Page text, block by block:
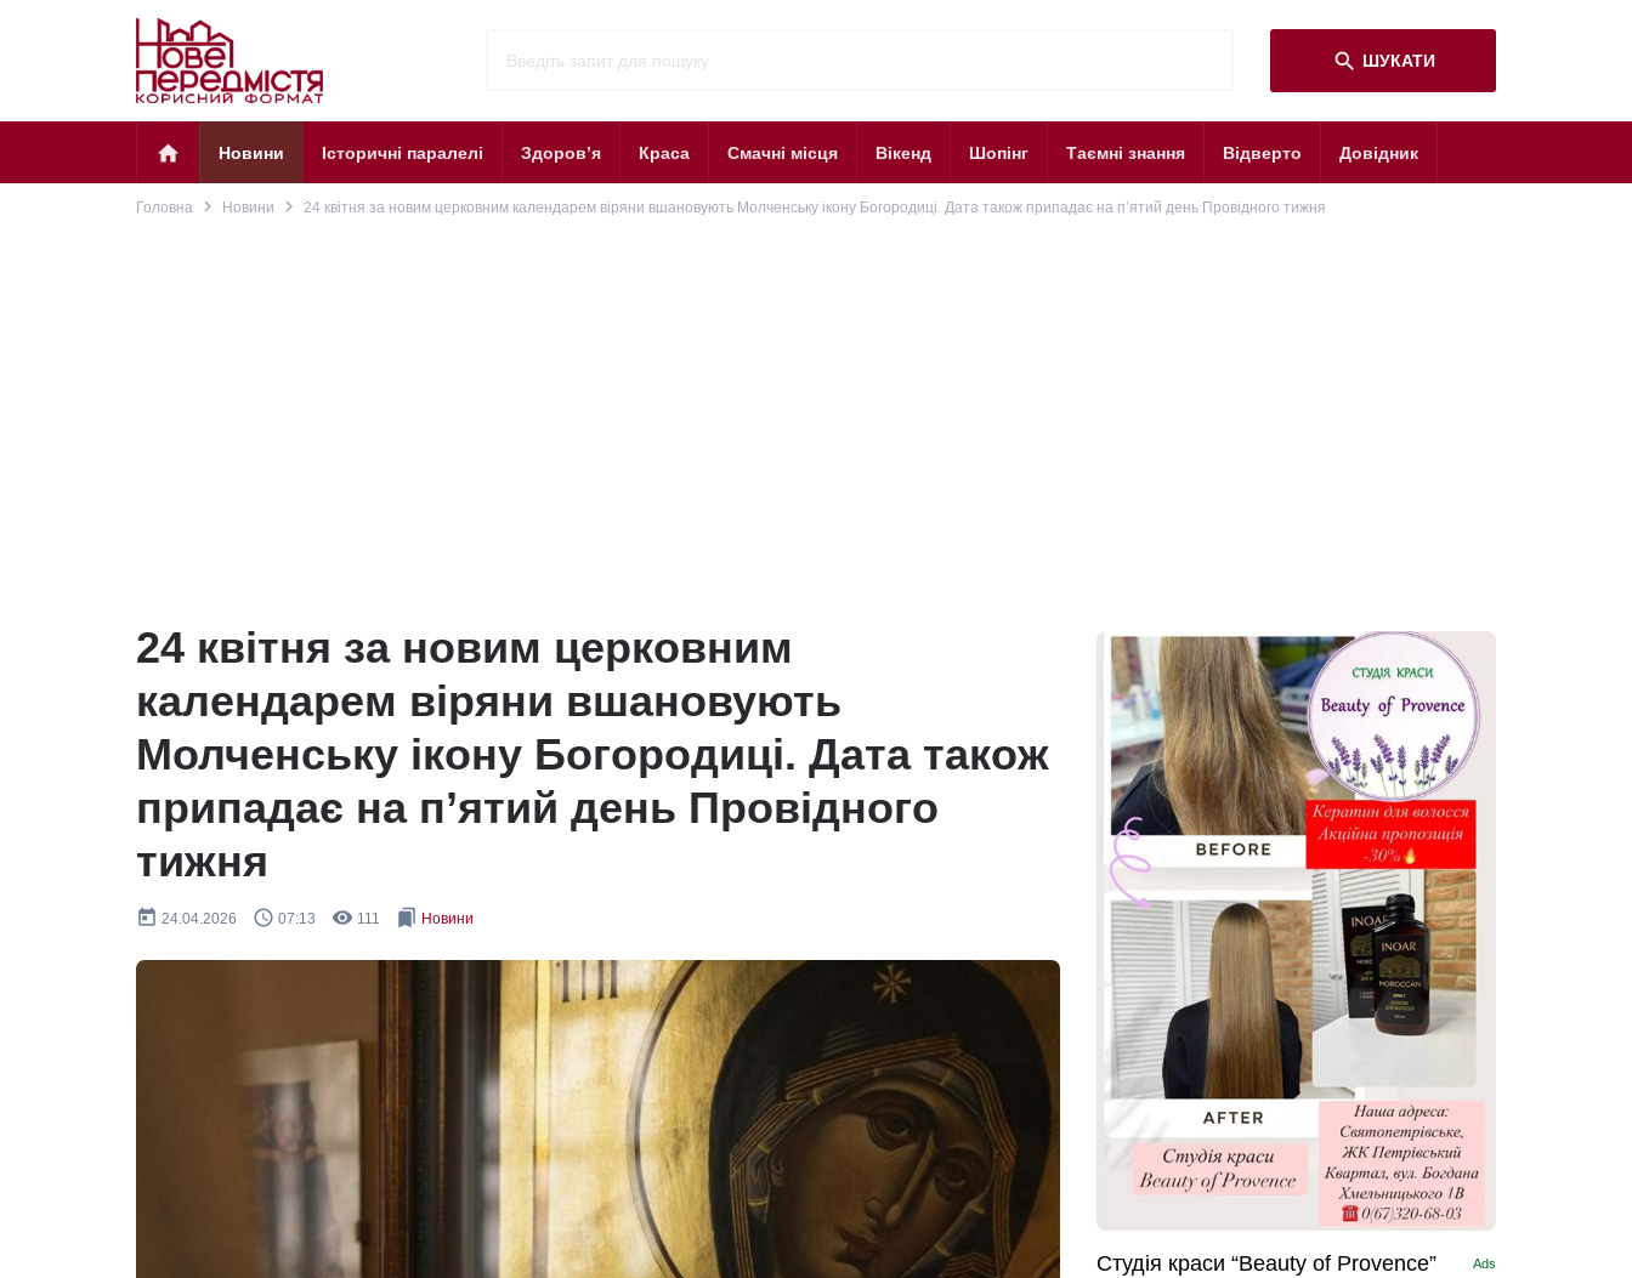
search ШУКАТИ
home Новини Історичні паралелі Здоров’я Краса Смачні місця Вікенд Шопінг Таємні знання Відверто Довідник
Головна navigate_next Новини navigate_next 24 квітня за новим церковним календарем віряни вшановують Молченську ікону Богородиці. Дата також припадає на п’ятий день Провідного тижня
24 квітня за новим церковним
календарем віряни вшановують
Молченську ікону Богородиці. Дата також
припадає на п’ятий день Провідного
тижня
today 24.04.2026 query_builder 07:13 remove_red_eye 111 bookmarks Новини
Студія краси “Beauty of Provence” Ads